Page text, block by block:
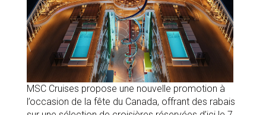
MSC Cruises propose une nouvelle promotion à
l’occasion de la fête du Canada, offrant des rabais